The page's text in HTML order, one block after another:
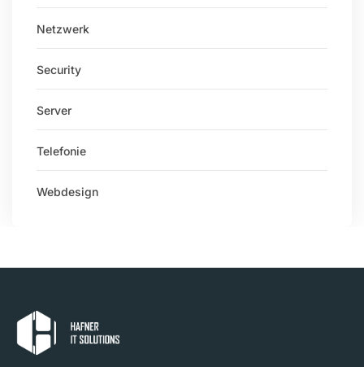
Netzwerk
Security
Server
Telefonie
Webdesign